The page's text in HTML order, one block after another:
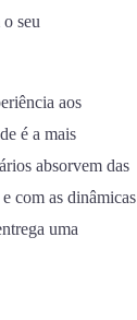
seu
aos
é a mais
absorvem das
com as dinâmicas
uma